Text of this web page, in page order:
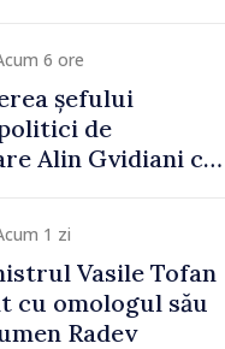
Suediei,
6 ore
șefului
de
Alin Gvidiani cu
Internațional al
în Moldova
1 zi
Vasile Tofan
cu omologul său
Radev